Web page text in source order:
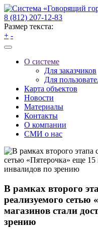
8 (812) 207-12-83
Размер текста:
+ -
О системе
Для заказчиков
Для
Карта объектов
Новости
Материалы
Контакты
О компании
СМИ о нас
В рамках второго
реализуемого сетью
магазинов стали
зрению